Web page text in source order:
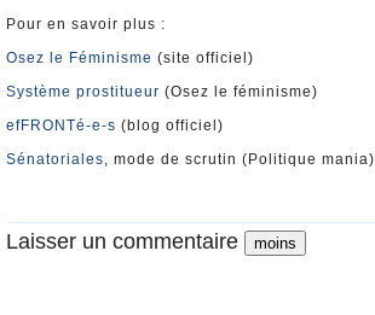
Pour en savoir plus :
Osez le Féminisme (site officiel)
Système prostitueur (Osez le féminisme)
efFRONTé-e-s (blog officiel)
Sénatoriales, mode de scrutin (Politique mania)
Laisser un commentaire